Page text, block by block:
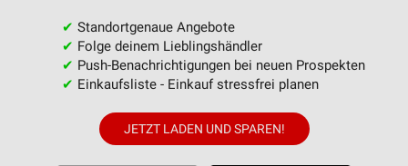
✔ Standortgenaue Angebote
✔ Folge deinem Lieblingshändler
✔ Push-Benachrichtigungen bei neuen Prospekten
✔ Einkaufsliste - Einkauf stressfrei planen
JETZT LADEN UND SPAREN!